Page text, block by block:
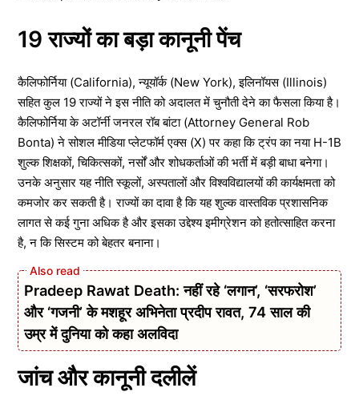
19 राज्यों का बड़ा कानूनी पेंच
कैलिफोर्निया (California), न्यूयॉर्क (New York), इलिनॉयस (Illinois)
सहित कुल 19 राज्यों ने इस नीति को अदालत में चुनौती देने का फैसला किया है।
कैलिफोर्निया के अटॉर्नी जनरल रॉब बांटा (Attorney General Rob
Bonta) ने सोशल मीडिया प्लेटफॉर्म एक्स (X) पर कहा कि ट्रंप का नया H-1B
शुल्क शिक्षकों, चिकित्सकों, नर्सों और शोधकर्ताओं की भर्ती में बड़ी बाधा बनेगा।
उनके अनुसार यह नीति स्कूलों, अस्पतालों और विश्वविद्यालयों की कार्यक्षमता को
कमजोर कर सकती है। राज्यों का दावा है कि यह शुल्क वास्तविक प्रशासनिक
लागत से कई गुना अधिक है और इसका उद्देश्य इमीग्रेशन को हतोत्साहित करना
है, न कि सिस्टम को बेहतर बनाना।
Pradeep Rawat Death: नहीं रहे ‘लगान’, ‘सरफरोश’
और ‘गजनी’ के मशहूर अभिनेता प्रदीप रावत, 74 साल की
उम्र में दुनिया को कहा अलविदा
जांच और कानूनी दलीलें